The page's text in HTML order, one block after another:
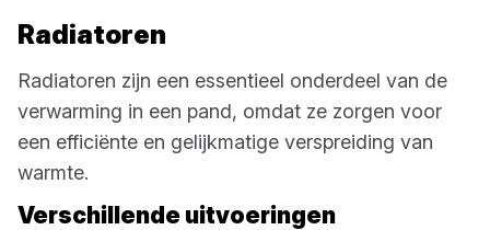
Radiatoren
Radiatoren zijn een essentieel onderdeel van de
verwarming in een pand, omdat ze zorgen voor
een efficiënte en gelijkmatige verspreiding van
warmte.
Verschillende uitvoeringen